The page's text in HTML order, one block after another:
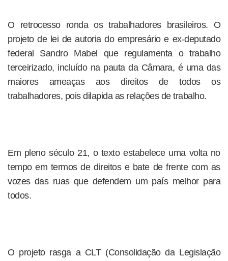
O retrocesso ronda os trabalhadores brasileiros. O
projeto de lei de autoria do empresário e ex-deputado
federal Sandro Mabel que regulamenta o trabalho
terceirizado, incluído na pauta da Câmara, é uma das
maiores ameaças aos direitos de todos os
trabalhadores, pois dilapida as relações de trabalho.
Em pleno século 21, o texto estabelece uma volta no
tempo em termos de direitos e bate de frente com as
vozes das ruas que defendem um país melhor para
todos.
O projeto rasga a CLT (Consolidação da Legislação